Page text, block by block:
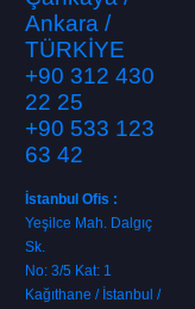
Ankara /
TÜRKİYE
+90 312 430
22 25
+90 533 123
63 42
İstanbul Ofis :
Yeşilce Mah. Dalgıç
Sk.
No: 3/5 Kat: 1
Kağıthane / İstanbul /